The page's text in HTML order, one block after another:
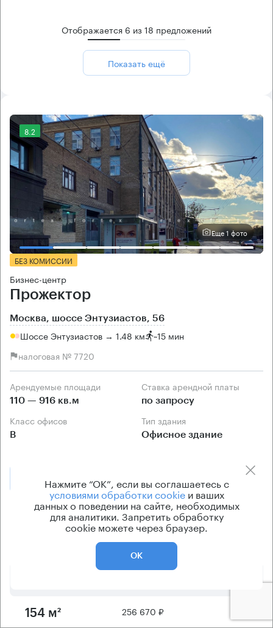
Отображается 6 из18 предложений
Показать ещё
8.2
Еще 1 фото
БЕЗ КОМИССИИ
Бизнес-центр
Прожектор
Москва, шоссе Энтузиастов, 56
Шоссе Энтузиастов → 1.48 км ~15 мин
налоговая № 7720
Арендуемые площади
110 — 916 кв.м
Ставка арендной платы
по запросу
Класс офисов
B
Тип здания
Офисное здание
Позвонить
Предложения по аренде в этом здании:
154 м² 256 670 ₽
Нажмите “ОК”, если вы соглашаетесь с
условиями обработки cookieи ваших
данных о поведении на сайте, необходимых
для аналитики. Запретить обработку
cookie можете через браузер.
ОК